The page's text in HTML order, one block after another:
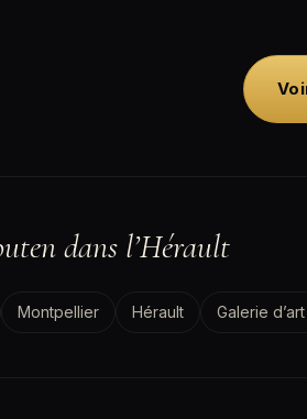
dans l’Hérault
Montpellier Hérault Galerie